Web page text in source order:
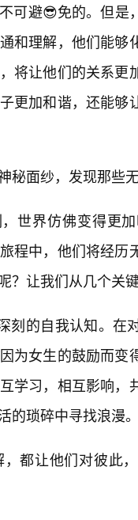
可避😎免的。但是
和理解，他们能够
将让他们的关系更
更加和谐，还能够
秘面纱，发现那些
世界仿佛变得更
程中，他们将经历
？让我们从几个关
刻的自我认知。在
为女生的鼓励而变
学习，相互影响，
的琐碎中寻找浪漫
都让他们对彼此